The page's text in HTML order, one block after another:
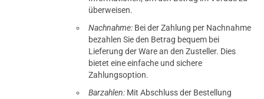
überweisen.
Nachnahme: Bei der Zahlung per Nachnahme
bezahlen Sie den Betrag bequem bei
Lieferung der Ware an den Zusteller. Dies
bietet eine einfache und sichere
Zahlungsoption.
Barzahlen: Mit Abschluss der Bestellung